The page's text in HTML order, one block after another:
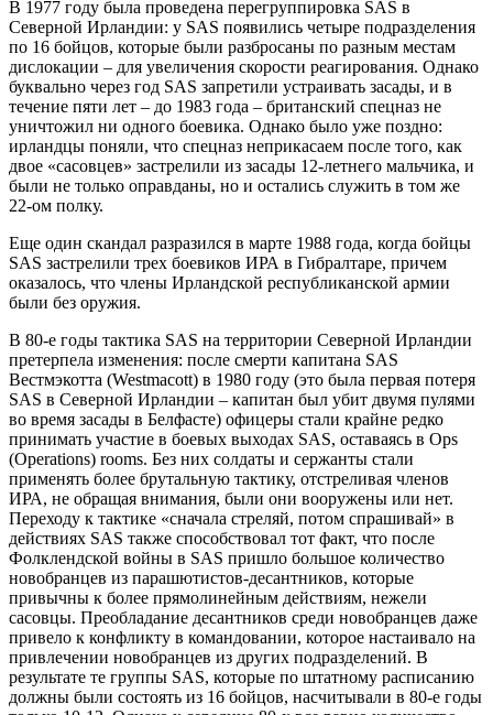
В 1977 году была проведена перегруппировка SAS в
Северной Ирландии: у SAS появились четыре подразделения
по 16 бойцов, которые были разбросаны по разным местам
дислокации – для увеличения скорости реагирования. Однако
буквально через год SAS запретили устраивать засады, и в
течение пяти лет – до 1983 года – британский спецназ не
уничтожил ни одного боевика. Однако было уже поздно:
ирландцы поняли, что спецназ неприкасаем после того, как
двое «сасовцев» застрелили из засады 12-летнего мальчика, и
были не только оправданы, но и остались служить в том же
22-ом полку.
Еще один скандал разразился в марте 1988 года, когда бойцы
SAS застрелили трех боевиков ИРА в Гибралтаре, причем
оказалось, что члены Ирландской республиканской армии
были без оружия.
В 80-е годы тактика SAS на территории Северной Ирландии
претерпела изменения: после смерти капитана SAS
Вестмэкотта (Westmacott) в 1980 году (это была первая потеря
SAS в Северной Ирландии – капитан был убит двумя пулями
во время засады в Белфасте) офицеры стали крайне редко
принимать участие в боевых выходах SAS, оставаясь в Ops
(Operations) rooms. Без них солдаты и сержанты стали
применять более брутальную тактику, отстреливая членов
ИРА, не обращая внимания, были они вооружены или нет.
Переходу к тактике «сначала стреляй, потом спрашивай» в
действиях SAS также способствовал тот факт, что после
Фолклендской войны в SAS пришло большое количество
новобранцев из парашютистов-десантников, которые
привычны к более прямолинейным действиям, нежели
сасовцы. Преобладание десантников среди новобранцев даже
привело к конфликту в командовании, которое настаивало на
привлечении новобранцев из других подразделений. В
результате те группы SAS, которые по штатному расписанию
должны были состоять из 16 бойцов, насчитывали в 80-е годы